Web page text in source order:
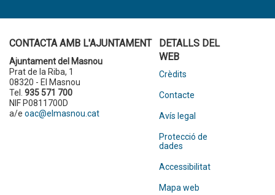
CONTACTA AMB L'AJUNTAMENT
Ajuntament del Masnou
Prat de la Riba, 1
08320 - El Masnou
Tel. 935 571 700
NIF P0811700D
a/e oac@elmasnou.cat
DETALLS DEL
WEB
Crèdits
Contacte
Avís legal
Protecció de
dades
Accessibilitat
Mapa web